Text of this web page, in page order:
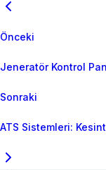
Önceki
Jeneratör Kontrol
Sonraki
ATS Sistemleri: